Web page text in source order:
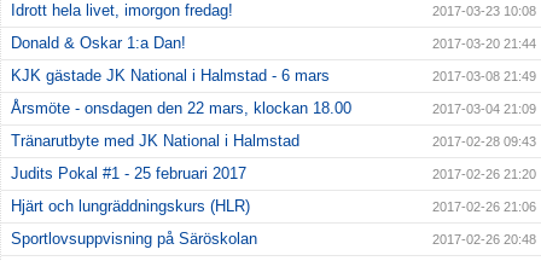
Idrott hela livet, imorgon fredag! 2017-03-23 10:08
Donald & Oskar 1:a Dan! 2017-03-20 21:44
KJK gästade JK National i Halmstad - 6 mars 2017-03-08 21:49
Årsmöte - onsdagen den 22 mars, klockan 18.00 2017-03-04 21:09
Tränarutbyte med JK National i Halmstad 2017-02-28 09:43
Judits Pokal #1 - 25 februari 2017 2017-02-26 21:20
Hjärt och lungräddningskurs (HLR) 2017-02-26 21:06
Sportlovsuppvisning på Säröskolan 2017-02-26 20:48